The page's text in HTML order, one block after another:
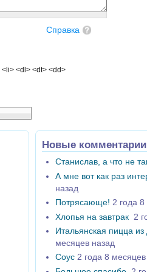
Справка
<dl> <dt> <dd>
Новые комментарии
Станислав, а что не
А мне вот как раз
назад
Потрясающе! 2 года
Хлопья на завтрак 2
Итальянская пицца
месяцев назад
Соус 2 года 8